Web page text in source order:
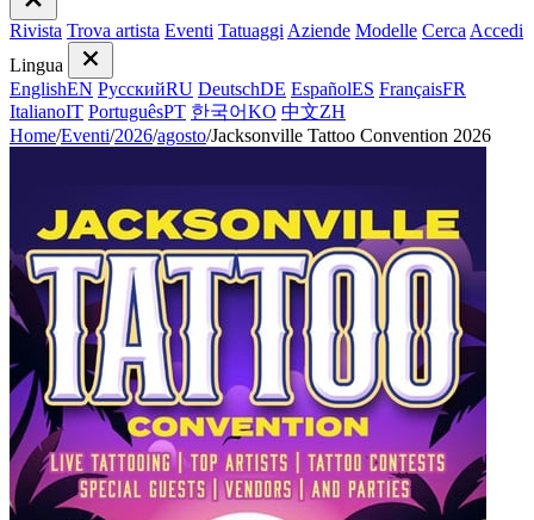
Rivista Trova artista Eventi Tatuaggi Aziende Modelle Cerca Accedi
Lingua
EnglishEN РусскийRU DeutschDE EspañolES FrançaisFR
ItalianoIT PortuguêsPT 한국어KO 中文ZH
Home/Eventi/2026/agosto/Jacksonville Tattoo Convention 2026